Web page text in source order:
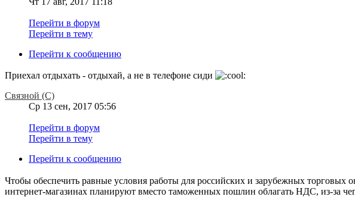
Перейти в форум
Перейти в тему
Перейти к сообщению
Приехал отдыхать - отдыхай, а не в телефоне сиди
Связной (С)
Ср 13 сен, 2017 05:56
Перейти в форум
Перейти в тему
Перейти к сообщению
Чтобы обеспечить равные условия работы для российских и зарубежных
интернет-магазинах планируют вместо таможенных пошлин облагать НДС, из-за